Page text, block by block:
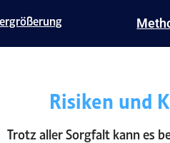
Risiken und
Trotz aller Sorgfalt kann es